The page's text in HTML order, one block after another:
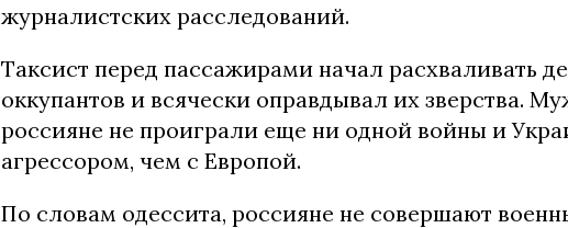
журналистских расследований.
Таксист перед пассажирами начал расхваливать
оккупантов и всячески оправдывал их зверства.
россияне не проиграли еще ни одной войны и
агрессором, чем с Европой.
По словам одессита, россияне не совершают